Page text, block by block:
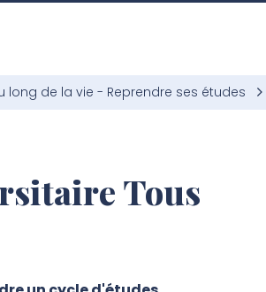
long de la vie - Reprendre ses études
Tous